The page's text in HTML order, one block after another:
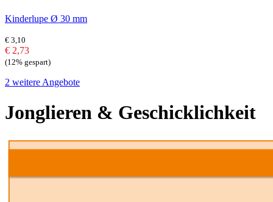
Kinderlupe Ø 30 mm
€ 3,10
€ 2,73
(12% gespart)
2 weitere Angebote
Jonglieren & Geschicklichkeit